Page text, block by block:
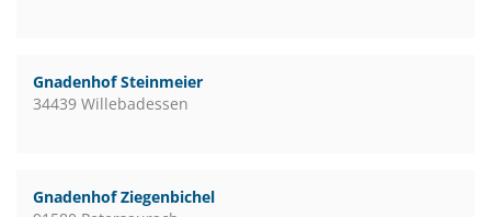
Gnadenhof Steinmeier
34439 Willebadessen
Gnadenhof Ziegenbichel